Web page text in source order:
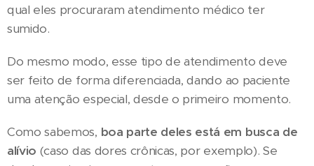
qual eles procuraram atendimento médico ter
sumido.
Do mesmo modo, esse tipo de atendimento deve
ser feito de forma diferenciada, dando ao paciente
uma atenção especial, desde o primeiro momento.
Como sabemos, boa parte deles está em busca de
alívio (caso das dores crônicas, por exemplo). Se